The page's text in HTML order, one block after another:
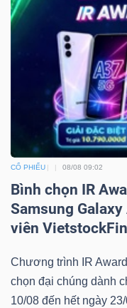
CỔ PHIẾU 08/08 09:02
Bình chọn IR
Samsung
viên
Chương trình IR
chọn đại chúng dành
10/08 đến hết ngày